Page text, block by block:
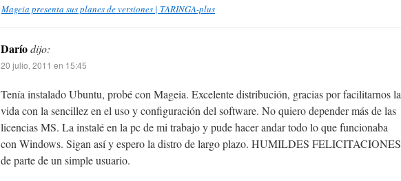
Mageia presenta sus planes de versiones | TARINGA-plus
Daríodijo:
20 julio, 2011 en 15:45
Tenía instalado Ubuntu, probé con Mageia. Excelente distribución, gracias por facilitarnos la
vida con la sencillez en el uso y configuración del software. No quiero depender más de las
licencias MS. La instalé en la pc de mi trabajo y pude hacer andar todo lo que funcionaba
con Windows. Sigan así y espero la distro de largo plazo. HUMILDES FELICITACIONES
de parte de un simple usuario.